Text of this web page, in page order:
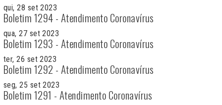
qui, 28 set 2023
Boletim 1294 - Atendimento Coronavírus
qua, 27 set 2023
Boletim 1293 - Atendimento Coronavírus
ter, 26 set 2023
Boletim 1292 - Atendimento Coronavírus
seg, 25 set 2023
Boletim 1291 - Atendimento Coronavírus